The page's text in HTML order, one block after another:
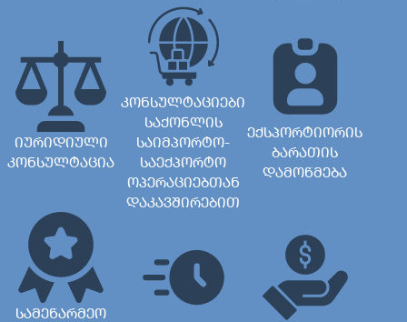
იურიდიული
კონსულტაცია
კონსულტაციები
საქონლის
საიმპორტო-
საექპორტო
ოპერაციებთან
დაკავშირებით
ექსპორტიორის
ბარათის
დამოწმება
სამეწარმეო